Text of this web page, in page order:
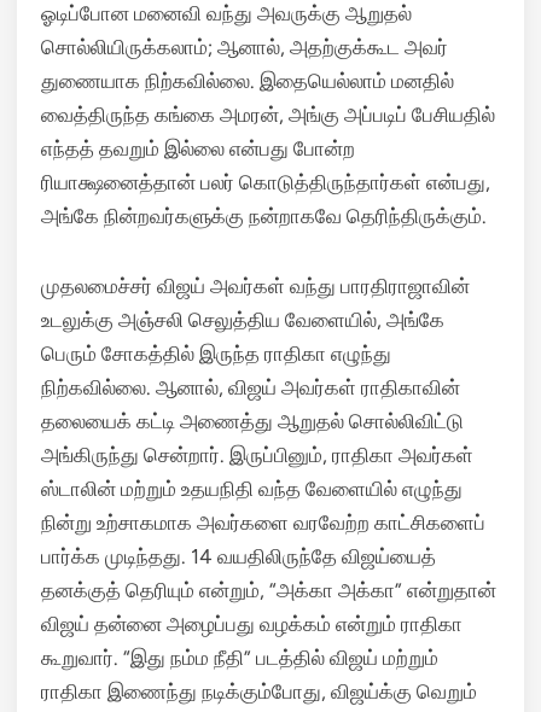
ஓடிப்போன மனைவி வந்து அவருக்கு ஆறுதல்
சொல்லியிருக்கலாம்; ஆனால், அதற்குக்கூட அவர்
துணையாக நிற்கவில்லை. இதையெல்லாம் மனதில்
வைத்திருந்த கங்கை அமரன், அங்கு அப்படிப் பேசியதில்
எந்தத் தவறும் இல்லை என்பது போன்ற
ரியாக்ஷனைத்தான் பலர் கொடுத்திருந்தார்கள் என்பது,
அங்கே நின்றவர்களுக்கு நன்றாகவே தெரிந்திருக்கும்.
முதலமைச்சர் விஜய் அவர்கள் வந்து பாரதிராஜாவின்
உடலுக்கு அஞ்சலி செலுத்திய வேளையில், அங்கே
பெரும் சோகத்தில் இருந்த ராதிகா எழுந்து
நிற்கவில்லை. ஆனால், விஜய் அவர்கள் ராதிகாவின்
தலையைக் கட்டி அணைத்து ஆறுதல் சொல்லிவிட்டு
அங்கிருந்து சென்றார். இருப்பினும், ராதிகா அவர்கள்
ஸ்டாலின் மற்றும் உதயநிதி வந்த வேளையில் எழுந்து
நின்று உற்சாகமாக அவர்களை வரவேற்ற காட்சிகளைப்
பார்க்க முடிந்தது. 14 வயதிலிருந்தே விஜய்யைத்
தனக்குத் தெரியும் என்றும், “அக்கா அக்கா” என்றுதான்
விஜய் தன்னை அழைப்பது வழக்கம் என்றும் ராதிகா
கூறுவார். “இது நம்ம நீதி” படத்தில் விஜய் மற்றும்
ராதிகா இணைந்து நடிக்கும்போது, விஜய்க்கு வெறும்